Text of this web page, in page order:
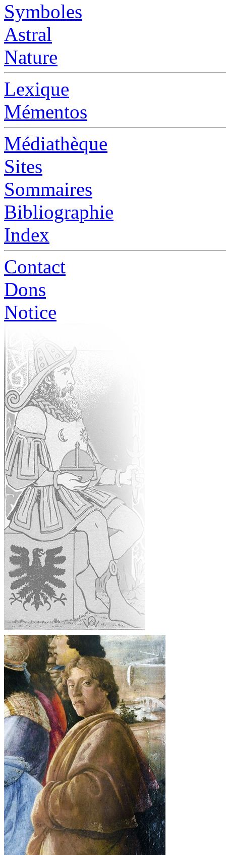
Symboles
Astral
Nature
Lexique
Mémentos
Médiathèque
Sites
Sommaires
Bibliographie
Index
Contact
Dons
Notice